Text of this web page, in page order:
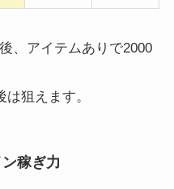
、アイテムありで2000
狙えます。
稼ぎ力